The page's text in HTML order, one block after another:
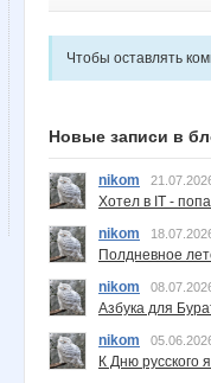
Чтобы оставлять
Новые записи в
nikom
Хотел в IT -
nikom
Полдневное
nikom
Азбука для
nikom
К Дню русского